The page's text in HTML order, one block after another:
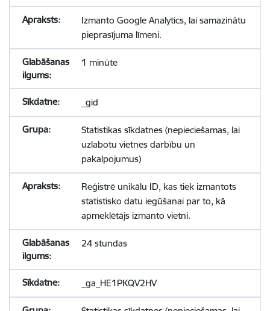
Izmanto Google Analytics, lai samazinātu
pieprasījuma līmeni.
1 minūte
_gid
Statistikas sīkdatnes (nepieciešamas, lai
uzlabotu vietnes darbību un
pakalpojumus)
Reģistrē unikālu ID, kas tiek izmantots
statistisko datu iegūšanai par to, kā
apmeklētājs izmanto vietni.
24 stundas
_ga_HE1PKQV2HV